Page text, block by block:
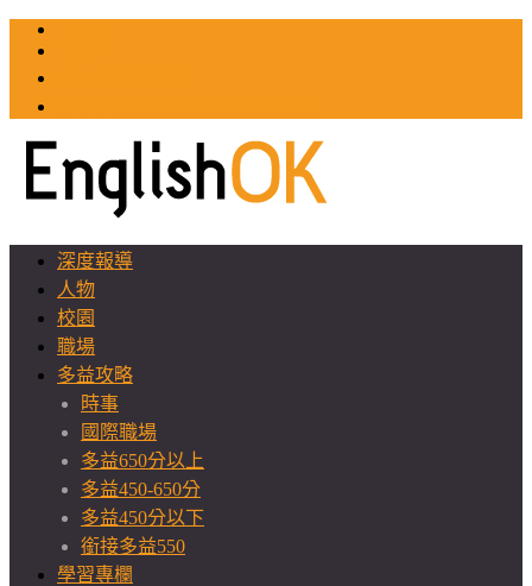
深度報導
人物
校園
職場
多益攻略
時事
國際職場
多益650分以上
多益450-650分
多益450分以下
銜接多益550
學習專欄